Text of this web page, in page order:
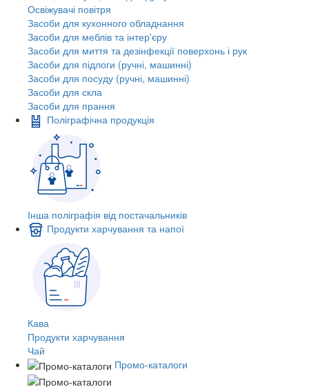
Освіжувачі повітря
Засоби для кухонного обладнання
Засоби для меблів та інтер'єру
Засоби для миття та дезінфекції поверхонь і рук
Засоби для підлоги (ручні, машинні)
Засоби для посуду (ручні, машинні)
Засоби для скла
Засоби для прання
Поліграфічна продукція
Інша поліграфія від постачальників
Продукти харчування та напої
Кава
Продукти харчування
Чай
Промо-каталоги